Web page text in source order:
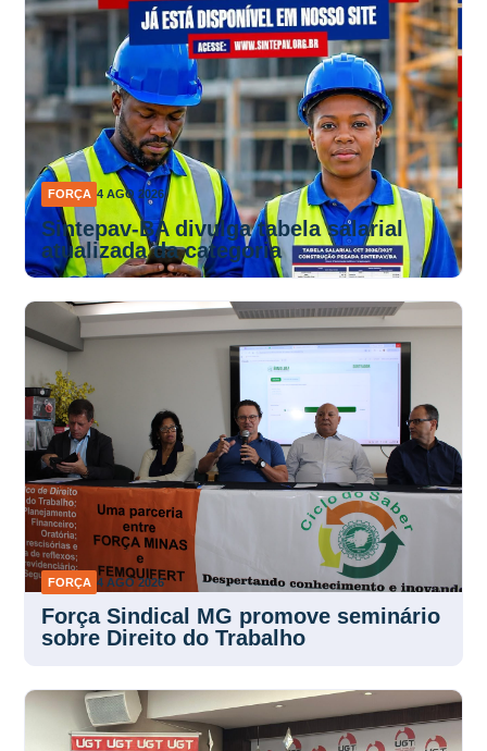
FORÇA 4 AGO 2026
Sintepav-BA divulga tabela salarial
atualizada da categoria
FORÇA 4 AGO 2026
Força Sindical MG promove seminário
sobre Direito do Trabalho